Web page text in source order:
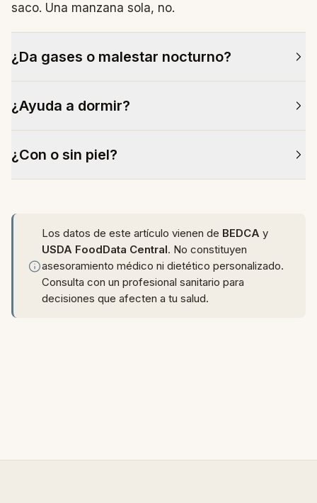
saco. Una manzana sola, no.
¿Da gases o malestar nocturno?
irritable (SII) o sensibles a la fructosa, sí. La
manzana es alta en FODMAP (sorbitol y fructosa).
Si te ocurre, prueba con manzana cocida
(compota, asada) que pierde parte del sorbitol.
¿Ayuda a dormir?
efecto saciante puede ayudar a no irse a la cama
con hambre. Más allá de eso, no hay evidencia de
¿Con o sin piel?
sin piel pero acepta menos saciedad.
Los datos de este artículo vienen de BEDCA y
USDA FoodData Central. No constituyen
asesoramiento médico ni dietético personalizado.
Consulta con un profesional sanitario para
decisiones que afecten a tu salud.